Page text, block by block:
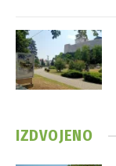
IZDVOJENO